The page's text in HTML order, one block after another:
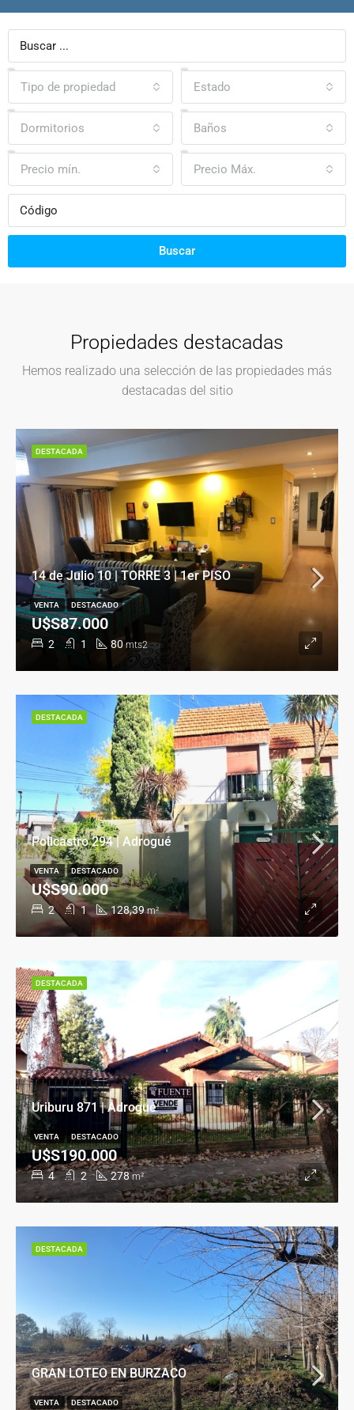
Tipo de propiedad Estado
Dormitorios Baños
Precio mín. Precio Máx.
Buscar
Propiedades destacadas
Hemos realizado una selección de las propiedades más
destacadas del sitio
14 de Julio 10 | TORRE 3 | 1er PISO
2 1 80 mts2
U$S87.000
VENTA DESTACADO
DESTACADA
Policastro 294 | Adrogué
2 1 128,39 m²
U$S90.000
VENTA DESTACADO
DESTACADA
Uriburu 871 | Adrogué
4 2 278 m²
U$S190.000
VENTA DESTACADO
DESTACADA
GRAN LOTEO EN BURZACO
VENTA DESTACADO
DESTACADA